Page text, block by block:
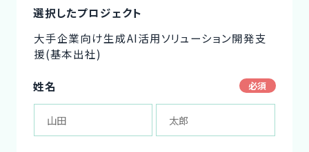
選択したプロジェクト
大手企業向け生成AI活用ソリューション開発支
援(基本出社)
姓名